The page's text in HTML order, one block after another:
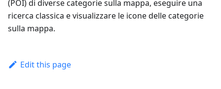
(POI) di diverse categorie sulla mappa, eseguire una
ricerca classica e visualizzare le icone delle categorie
sulla mappa.
Edit this page